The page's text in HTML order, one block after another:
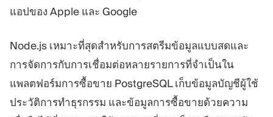
แอปของ Apple และ Google
Node.js เหมาะที่สุดสำหรับการสตรีมข้อมูลแบบสดและ
การจัดการกับการเชื่อมต่อหลายรายการที่จำเป็นใน
แพลตฟอร์มการซื้อขาย PostgreSQL เก็บข้อมูลบัญชีผู้ใช้
ประวัติการทำธุรกรรม และข้อมูลการซื้อขายด้วยความ